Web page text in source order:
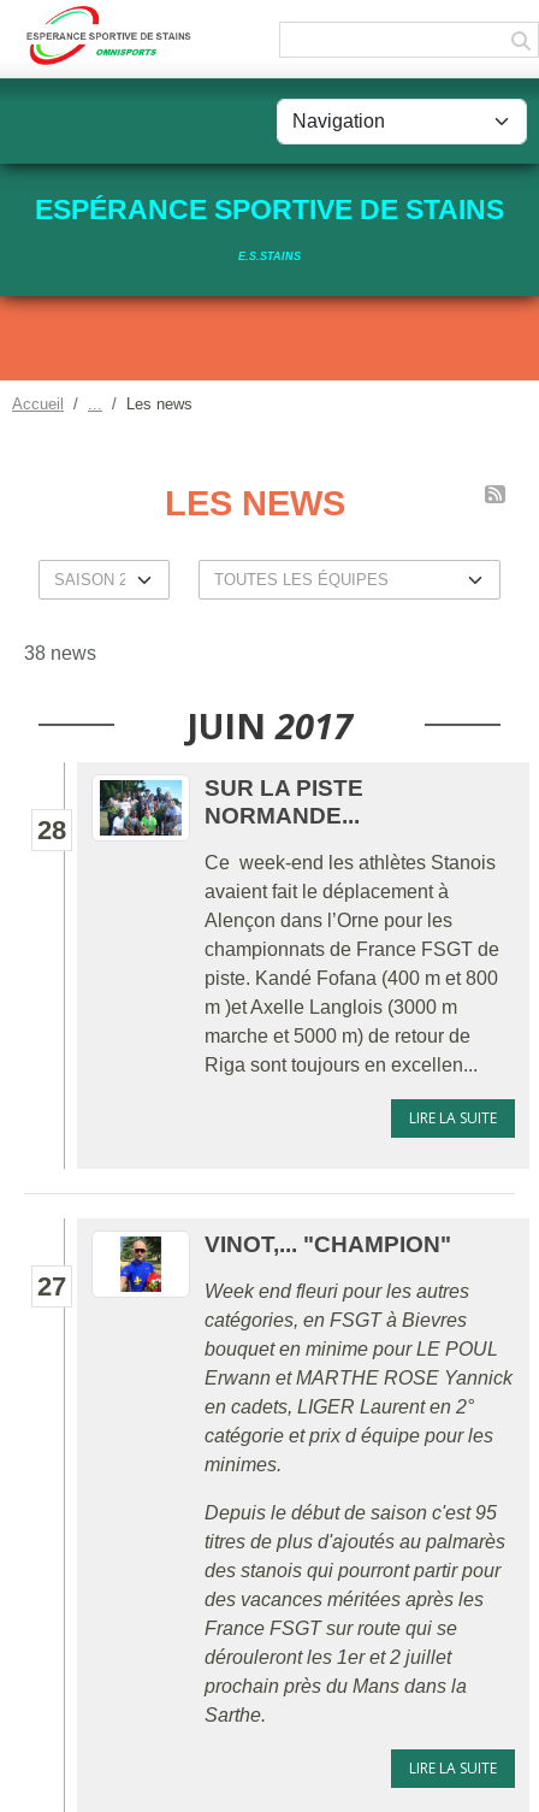
ESPÉRANCE SPORTIVE DE STAINS
E.S.STAINS
Accueil Les news
LES NEWS
38 news
JUIN 2017
28
SUR LA PISTE
NORMANDE...
Ce week-end les athlètes Stanois
avaient fait le déplacement à
Alençon dans l’Orne pour les
championnats de France FSGT de
piste. Kandé Fofana (400 m et 800
m )et Axelle Langlois (3000 m
marche et 5000 m) de retour de
Riga sont toujours en excellen...
LIRE LA SUITE
27
VINOT,... "CHAMPION"
Week end fleuri pour les autres
catégories, en FSGT à Bievres
bouquet en minime pour LE POUL
Erwann et MARTHE ROSE Yannick
en cadets, LIGER Laurent en 2°
catégorie et prix d équipe pour les
minimes.
Depuis le début de saison c'est 95
titres de plus d'ajoutés au palmarès
des stanois qui pourront partir pour
des vacances méritées après les
France FSGT sur route qui se
dérouleront les 1er et 2 juillet
prochain près du Mans dans la
Sarthe.
LIRE LA SUITE
Panneau de gestion des cookies